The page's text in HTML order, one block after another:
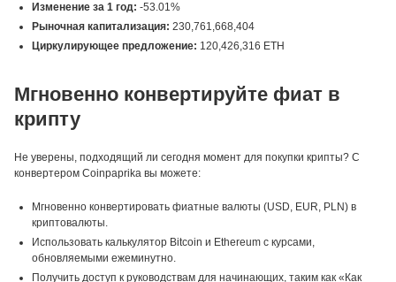
Изменение за 1 год: -53.01%
Рыночная капитализация: 230,761,668,404
Циркулирующее предложение: 120,426,316 ETH
Мгновенно конвертируйте фиат в
крипту
Не уверены, подходящий ли сегодня момент для покупки крипты? С
конвертером Coinpaprika вы можете:
Мгновенно конвертировать фиатные валюты (USD, EUR, PLN) в
криптовалюты.
Использовать калькулятор Bitcoin и Ethereum с курсами,
обновляемыми ежеминутно.
Получить доступ к руководствам для начинающих, таким как «Как